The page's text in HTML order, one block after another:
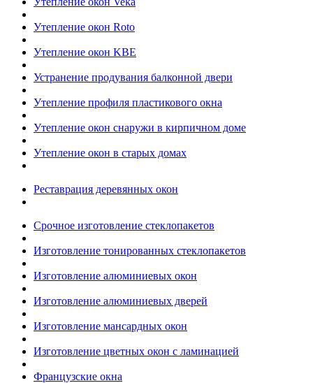
Утепление окон Roto
Утепление окон KBE
Устранение продувания балконной двери
Утепление профиля пластикового окна
Утепление окон снаружи в кирпичном доме
Утепление окон в старых домах
Реставрация деревянных окон
Срочное изготовление стеклопакетов
Изготовление тонированных стеклопакетов
Изготовление алюминиевых окон
Изготовление алюминиевых дверей
Изготовление мансардных окон
Изготовление цветных окон с ламинацией
Французские окна